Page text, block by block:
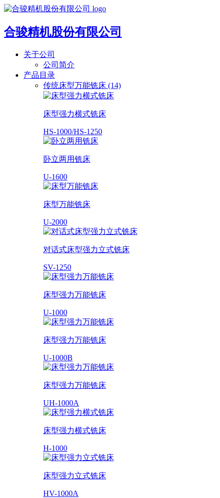
合骏精机股份有限公司
关于公司
公司简介
产品目录
传统床型万能铣床 (14)
床型强力横式铣床
HS-1000/HS-1250
卧立两用铣床
U-1600
床型万能铣床
U-2000
对话式床型强力立式铣床
SV-1250
床型强力万能铣床
U-1000
床型强力万能铣床
U-1000B
床型强力万能铣床
UH-1000A
床型强力横式铣床
H-1000
床型强力立式铣床
HV-1000A